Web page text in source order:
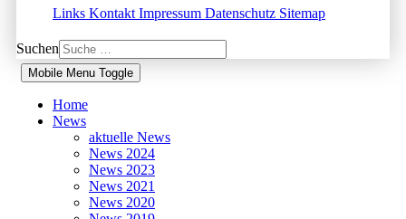
Links Kontakt Impressum Datenschutz Sitemap
Suchen
Mobile Menu Toggle
Home
News
aktuelle News
News 2024
News 2023
News 2021
News 2020